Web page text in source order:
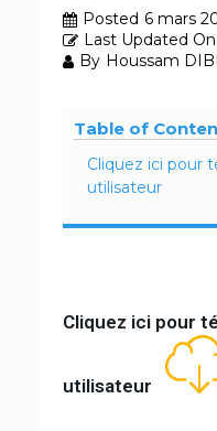
Posted 6 mars
Last Updated On
By Houssam DIBI
Table of
Cliquez ici pour
utilisateur
Cliquez ici pour
utilisateur